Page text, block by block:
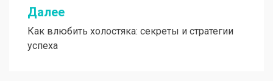
Далее
Как влюбить холостяка: секреты и стратегии
успеха